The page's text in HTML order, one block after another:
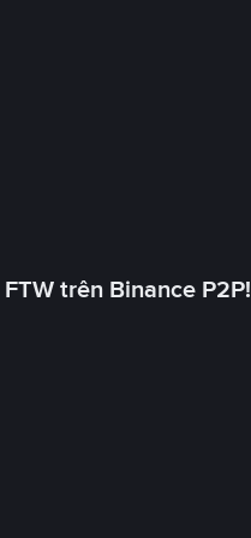
trên Binance P2P!